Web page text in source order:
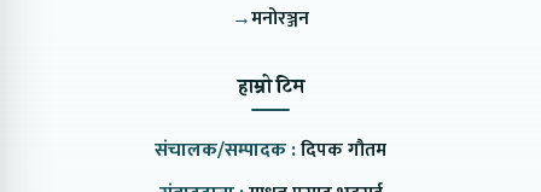
→मनोरञ्जन
हाम्रो टिम
संचालक/सम्पादक :दिपक गौतम